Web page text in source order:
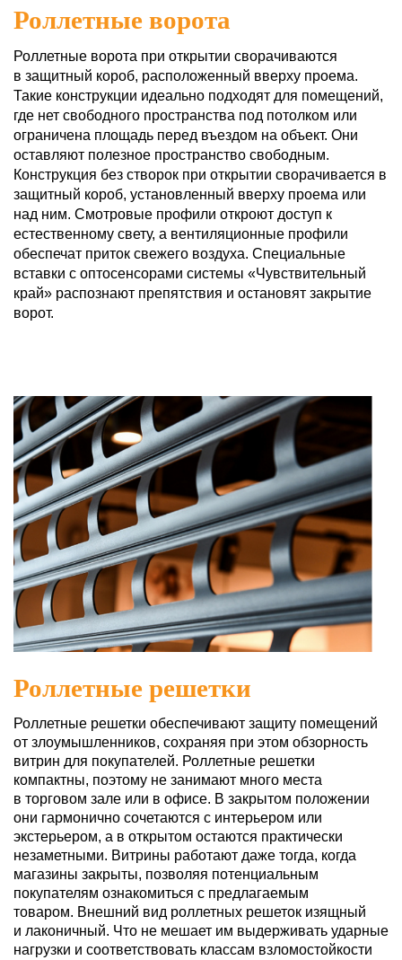
Роллетные ворота
Роллетные ворота при открытии сворачиваются
в защитный короб, расположенный вверху проема.
Такие конструкции идеально подходят для помещений,
где нет свободного пространства под потолком или
ограничена площадь перед въездом на объект. Они
оставляют полезное пространство свободным.
Конструкция без створок при открытии сворачивается в
защитный короб, установленный вверху проема или
над ним. Смотровые профили откроют доступ к
естественному свету, а вентиляционные профили
обеспечат приток свежего воздуха. Специальные
вставки с оптосенсорами системы «Чувствительный
край» распознают препятствия и остановят закрытие
ворот.
Роллетные решетки
Роллетные решетки обеспечивают защиту помещений
от злоумышленников, сохраняя при этом обзорность
витрин для покупателей. Роллетные решетки
компактны, поэтому не занимают много места
в торговом зале или в офисе. В закрытом положении
они гармонично сочетаются с интерьером или
экстерьером, а в открытом остаются практически
незаметными. Витрины работают даже тогда, когда
магазины закрыты, позволяя потенциальным
покупателям ознакомиться с предлагаемым
товаром. Внешний вид роллетных решеток изящный
и лаконичный. Что не мешает им выдерживать ударные
нагрузки и соответствовать классам взломостойкости